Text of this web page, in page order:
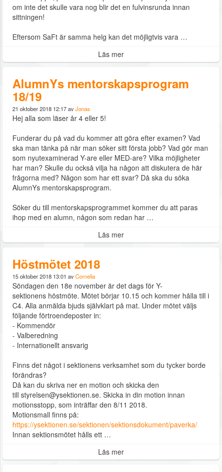
om inte det skulle vara nog blir det en fulvinsrunda innan
sittningen!
Eftersom SaFt är samma helg kan det möjligtvis vara …
Läs mer
AlumnYs mentorskapsprogram
18/19
21 oktober 2018 12:17 avJonas
Hej alla som läser år 4 eller 5!
Funderar du på vad du kommer att göra efter examen? Vad
ska man tänka på när man söker sitt första jobb? Vad gör man
som nyutexaminerad Y-are eller MED-are? Vilka möjligheter
har man? Skulle du också vilja ha någon att diskutera de här
frågorna med? Någon som har ett svar? Då ska du söka
AlumnYs mentorskapsprogram.
Söker du till mentorskapsprogrammet kommer du att paras
ihop med en alumn, någon som redan har …
Läs mer
Höstmötet 2018
15 oktober 2018 13:01 avCornelia
Söndagen den 18e november är det dags för Y-
sektionens höstmöte. Mötet börjar 10.15 och kommer hålla till i
C4. Alla anmälda bjuds självklart på mat. Under mötet väljs
följande förtroendeposter in:
- Kommendör
- Valberedning
- Internationellt ansvarig
Finns det något i sektionens verksamhet som du tycker borde
förändras?
Då kan du skriva ner en motion och skicka den
till styrelsen@ysektionen.se. Skicka in din motion innan
motionsstopp, som inträffar den 8/11 2018.
Motionsmall finns på:
https://ysektionen.se/sektionen/sektionsdokument/paverka/
Innan sektionsmötet hålls ett …
Läs mer